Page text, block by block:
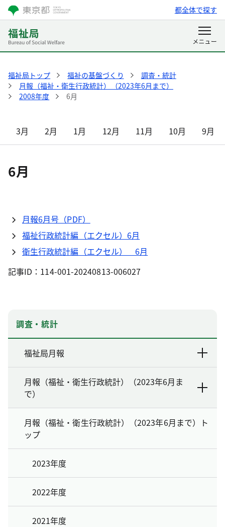
都全体で探す
福祉局トップ 福祉の基盤づくり
調査・統計
月報（福祉・衛生行政統計）（2023年6月まで）
2008年度
6月
3月 2月 1月 12月 11月 10月 9月
6月
月報6月号（PDF）
福祉行政統計編（エクセル）6月
衛生行政統計編（エクセル） 6月
記事ID：114-001-20240813-006027
調査・統計
福祉局月報
月報（福祉・衛生行政統計）（2023年6月ま
で）
月報（福祉・衛生行政統計）（2023年6月まで）ト
ップ
2023年度
2022年度
2021年度